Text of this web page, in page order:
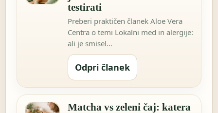
testirati
Preberi praktičen članek Aloe Vera
Centra o temi Lokalni med in alergije:
ali je smisel…
Odpri članek
Matcha vs zeleni čaj: katera